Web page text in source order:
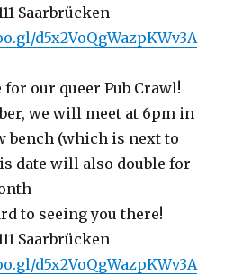
Saarbrücken
d5x2VoQgWazpKWv3A
our queer Pub Crawl!
we will meet at 6pm in
bench (which is next to
date will also double for
to seeing you there!
Saarbrücken
d5x2VoQgWazpKWv3A